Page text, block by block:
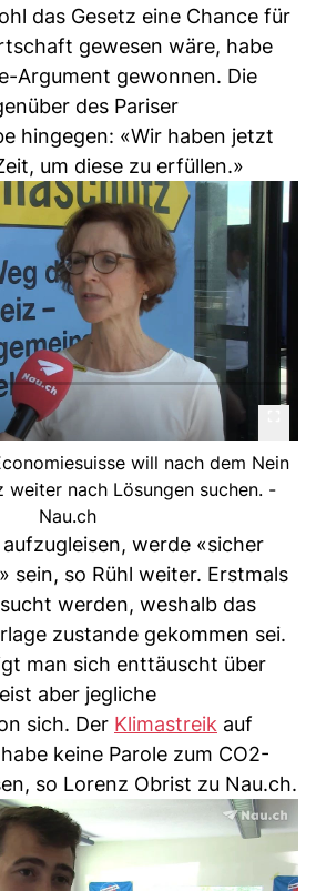
das Gesetz eine Chance für
gewesen wäre, habe
Argument gewonnen. Die
des Pariser
hingegen: «Wir haben jetzt
um diese zu erfüllen.»
will nach dem Nein
weiter nach Lösungen suchen. -
Nau.ch
werde «sicher
sein, so Rühl weiter. Erstmals
werden, weshalb das
zustande gekommen sei.
man sich enttäuscht über
aber jegliche
sich. Der Klimastreik auf
keine Parole zum CO2-
so Lorenz Obrist zu Nau.ch.